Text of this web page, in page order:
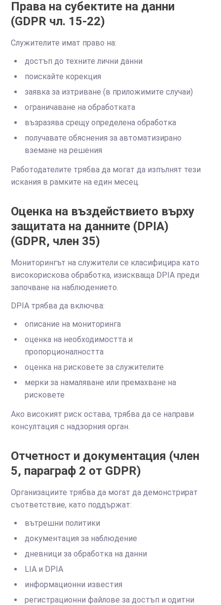
Права на субектите на данни
(GDPR чл. 15-22)
Служителите имат право на:
достъп до техните лични данни
поискайте корекция
заявка за изтриване (в приложимите случаи)
ограничаване на обработката
възразява срещу определена обработка
получавате обяснения за автоматизирано
вземане на решения
Работодателите трябва да могат да изпълнят тези
искания в рамките на един месец.
Оценка на въздействието върху
защитата на данните (DPIA)
(GDPR, член 35)
Мониторингът на служители се класифицира като
високорискова обработка, изискваща DPIA преди
започване на наблюдението.
DPIA трябва да включва:
описание на мониторинга
оценка на необходимостта и
пропорционалността
оценка на рисковете за служителите
мерки за намаляване или премахване на
рисковете
Ако високият риск остава, трябва да се направи
консултация с надзорния орган.
Отчетност и документация (член
5, параграф 2 от GDPR)
Организациите трябва да могат да демонстрират
съответствие, като поддържат:
вътрешни политики
документация за наблюдение
дневници за обработка на данни
LIA и DPIA
информационни известия
регистрационни файлове за достъп и одитни